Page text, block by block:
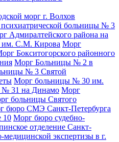
морг г. Волхов
больницы № 3
Адмиралтейского района на
им. С.М. Кирова Морг
Бокситогорского районного
Морг Больницы № 2 в
№ 3 Святой
Морг больницы № 30 им.
31 на Динамо Морг
больницы Святого
бюро СМЭ Санкт-Петербурга
10 Морг бюро судебно-
отделение Санкт-
экспертизы в г.